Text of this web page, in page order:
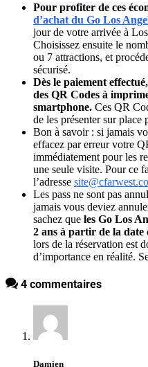
Pour profiter de ces
d’achat du Go Los
jour de votre arrivée à
Choisissez ensuite le
ou 7 attractions, et
sécurisé.
Dès le paiement
des QR Codes à
smartphone. Ces QR
de les présenter sur place
Bon à savoir : si jamais
effacez par erreur votre
immédiatement pour les
une seule visite. Pour ce
l’adresse
Les pass ne sont pas
jamais vous deviez
sachez que les Go Los
2 ans à partir de la date
lors de la réservation est
d’importance en réalité.
4 commentaires
Damien